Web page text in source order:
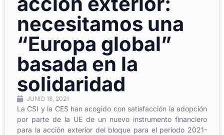
necesitamos una
“Europa global”
basada en la
solidaridad
JUNIO 18, 2021
La CSI y la CES han acogido con satisfacción la adopción
por parte de la UE de un nuevo instrumento financiero
para la acción exterior del bloque para el período 2021-